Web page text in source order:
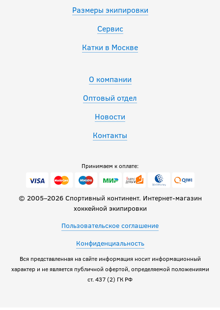
Размеры экипировки
Сервис
Катки в Москве
О компании
Оптовый отдел
Новости
Контакты
Принимаем к оплате:
© 2005–2026 Спортивный континент. Интернет-магазин
хоккейной экипировки
Пользовательское соглашение
Конфиденциальность
Вся представленная на сайте информация носит информационный
характер и не является публичной офертой, определяемой положениями
ст. 437 (2) ГК РФ